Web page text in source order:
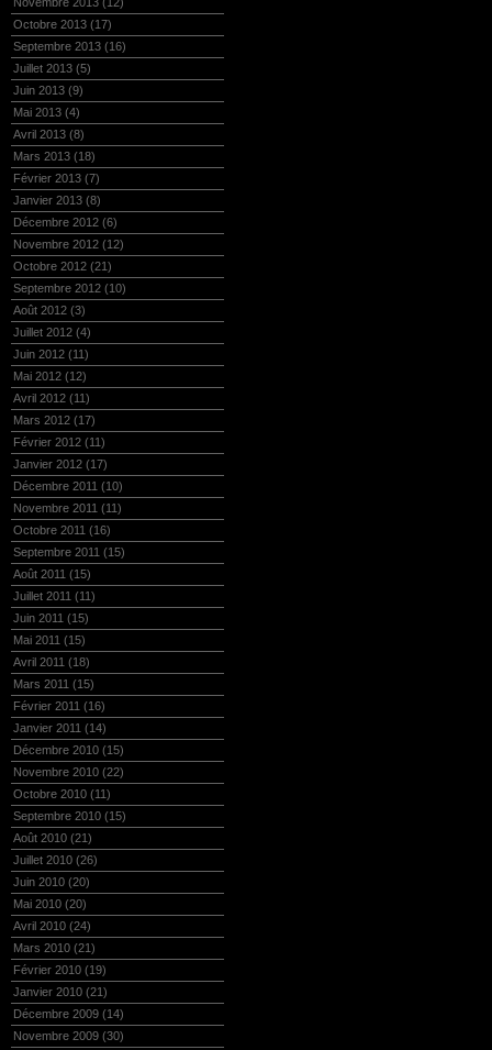
Octobre 2013 (17)
Septembre 2013 (16)
Juillet 2013 (5)
Juin 2013 (9)
Mai 2013 (4)
Avril 2013 (8)
Mars 2013 (18)
Février 2013 (7)
Janvier 2013 (8)
Décembre 2012 (6)
Novembre 2012 (12)
Octobre 2012 (21)
Septembre 2012 (10)
Août 2012 (3)
Juillet 2012 (4)
Juin 2012 (11)
Mai 2012 (12)
Avril 2012 (11)
Mars 2012 (17)
Février 2012 (11)
Janvier 2012 (17)
Décembre 2011 (10)
Novembre 2011 (11)
Octobre 2011 (16)
Septembre 2011 (15)
Août 2011 (15)
Juillet 2011 (11)
Juin 2011 (15)
Mai 2011 (15)
Avril 2011 (18)
Mars 2011 (15)
Février 2011 (16)
Janvier 2011 (14)
Décembre 2010 (15)
Novembre 2010 (22)
Octobre 2010 (11)
Septembre 2010 (15)
Août 2010 (21)
Juillet 2010 (26)
Juin 2010 (20)
Mai 2010 (20)
Avril 2010 (24)
Mars 2010 (21)
Février 2010 (19)
Janvier 2010 (21)
Décembre 2009 (14)
Novembre 2009 (30)